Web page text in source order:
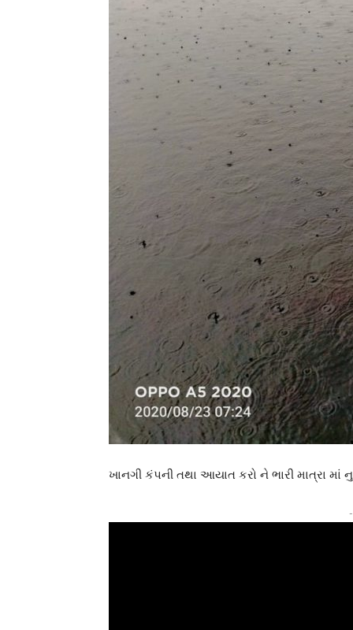
ખાનગી કંપની તથા આયાત કરો ને ભારી માત્રા